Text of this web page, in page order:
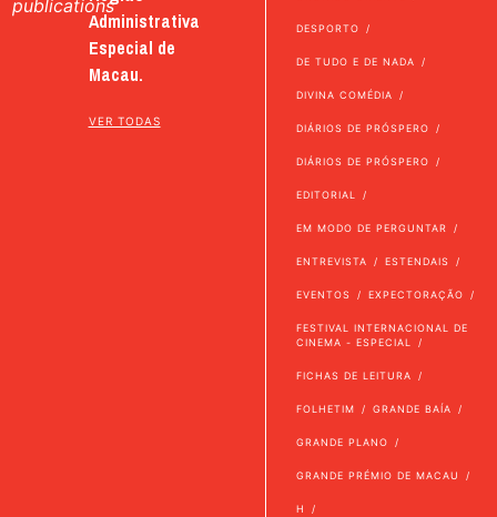
publications
Administrativa
Especial de
Macau.
VER TODAS
DESPORTO
DE TUDO E DE NADA
DIVINA COMÉDIA
DIÁRIOS DE PRÓSPERO
DIÁRIOS DE PRÓSPERO
EDITORIAL
EM MODO DE PERGUNTAR
ENTREVISTA ESTENDAIS
EVENTOS EXPECTORAÇÃO
FESTIVAL INTERNACIONAL DE
CINEMA - ESPECIAL
FICHAS DE LEITURA
FOLHETIM GRANDE BAÍA
GRANDE PLANO
GRANDE PRÉMIO DE MACAU
H